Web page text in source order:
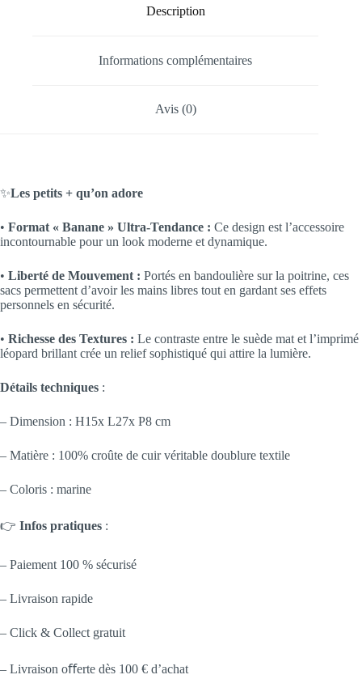
Description
Informations complémentaires
Avis (0)
✨Les petits + qu’on adore
• Format « Banane » Ultra-Tendance : Ce design est l’accessoire
incontournable pour un look moderne et dynamique.
• Liberté de Mouvement : Portés en bandoulière sur la poitrine, ces
sacs permettent d’avoir les mains libres tout en gardant ses effets
personnels en sécurité.
• Richesse des Textures : Le contraste entre le suède mat et l’imprimé
léopard brillant crée un relief sophistiqué qui attire la lumière.
Détails techniques :
– Dimension : H15x L27x P8 cm
– Matière : 100% croûte de cuir véritable doublure textile
– Coloris : marine
👉 Infos pratiques :
– Paiement 100 % sécurisé
– Livraison rapide
– Click & Collect gratuit
– Livraison oﬀerte dès 100 € d’achat